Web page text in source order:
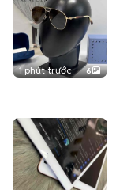
1 phút trước 6